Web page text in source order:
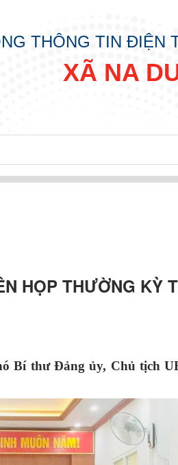
THÔNG TIN ĐIỆN
XÃ NA
HỌP THƯỜNG KỲ
Bí thư Đảng ủy, Chủ tịch